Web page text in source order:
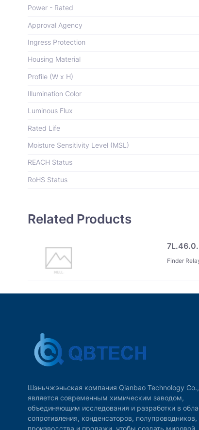
Power - Rated
Approval Agency
Ingress Protection
Housing Material
Profile (W x H)
Illumination Color
Luminous Flux
Rated Life
Moisture Sensitivity Level (MSL)
REACH Status
RoHS Status
Related Products
Finder
Шэньчжэньская компания Qianbao Technology
является современным химическим заводом,
объединяющим исследования и разработки в
сопротивления, конденсаторов, полупроводников,
производства и продажи, чтобы создать мировой